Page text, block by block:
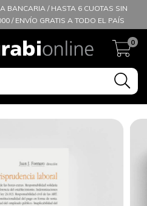
BANCARIA / HASTA 6 CUOTAS SIN
/ ENVÍO GRATIS A TODO EL PAÍS
0